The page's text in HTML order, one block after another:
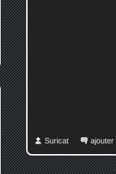
Suricat ajouter